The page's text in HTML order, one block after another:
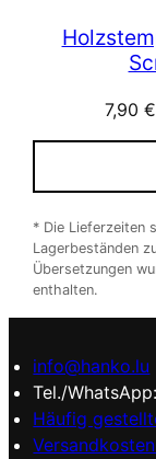
7,90 €
* Die Lieferzeiten
Lagerbeständen
Übersetzungen
enthalten.
info@hanko.lu
Tel./WhatsApp:
Häufig